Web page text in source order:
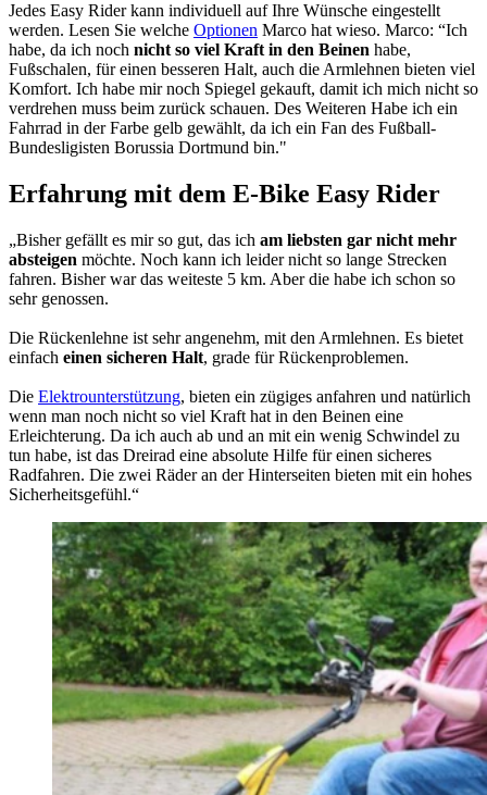
Jedes Easy Rider kann individuell auf Ihre Wünsche eingestellt
werden. Lesen Sie welche Optionen Marco hat wieso. Marco: “Ich
habe, da ich noch nicht so viel Kraft in den Beinen habe,
Fußschalen, für einen besseren Halt, auch die Armlehnen bieten viel
Komfort. Ich habe mir noch Spiegel gekauft, damit ich mich nicht so
verdrehen muss beim zurück schauen. Des Weiteren Habe ich ein
Fahrrad in der Farbe gelb gewählt, da ich ein Fan des Fußball-
Bundesligisten Borussia Dortmund bin."
Erfahrung mit dem E-Bike Easy Rider
„Bisher gefällt es mir so gut, das ich am liebsten gar nicht mehr
absteigen möchte. Noch kann ich leider nicht so lange Strecken
fahren. Bisher war das weiteste 5 km. Aber die habe ich schon so
sehr genossen.
Die Rückenlehne ist sehr angenehm, mit den Armlehnen. Es bietet
einfach einen sicheren Halt, grade für Rückenproblemen.
Die Elektrounterstützung, bieten ein zügiges anfahren und natürlich
wenn man noch nicht so viel Kraft hat in den Beinen eine
Erleichterung. Da ich auch ab und an mit ein wenig Schwindel zu
tun habe, ist das Dreirad eine absolute Hilfe für einen sicheres
Radfahren. Die zwei Räder an der Hinterseiten bieten mit ein hohes
Sicherheitsgefühl.“